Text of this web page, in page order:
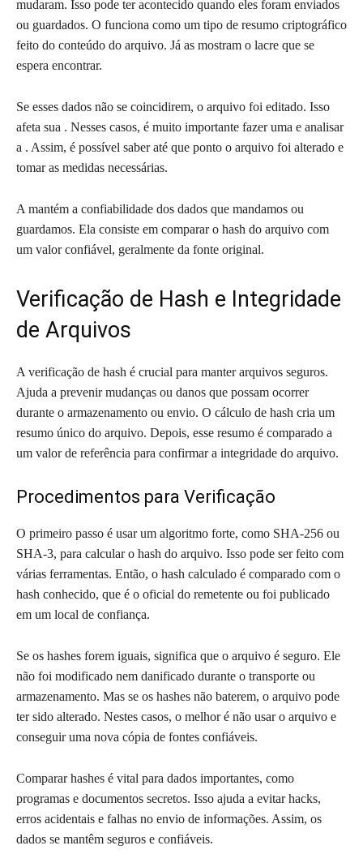
mudaram. Isso pode ter acontecido quando eles foram enviados
ou guardados. O funciona como um tipo de resumo criptográfico
feito do conteúdo do arquivo. Já as mostram o lacre que se
espera encontrar.
Se esses dados não se coincidirem, o arquivo foi editado. Isso
afeta sua . Nesses casos, é muito importante fazer uma e analisar
a . Assim, é possível saber até que ponto o arquivo foi alterado e
tomar as medidas necessárias.
A mantém a confiabilidade dos dados que mandamos ou
guardamos. Ela consiste em comparar o hash do arquivo com
um valor confiável, geralmente da fonte original.
Verificação de Hash e Integridade
de Arquivos
A verificação de hash é crucial para manter arquivos seguros.
Ajuda a prevenir mudanças ou danos que possam ocorrer
durante o armazenamento ou envio. O cálculo de hash cria um
resumo único do arquivo. Depois, esse resumo é comparado a
um valor de referência para confirmar a integridade do arquivo.
Procedimentos para Verificação
O primeiro passo é usar um algoritmo forte, como SHA-256 ou
SHA-3, para calcular o hash do arquivo. Isso pode ser feito com
várias ferramentas. Então, o hash calculado é comparado com o
hash conhecido, que é o oficial do remetente ou foi publicado
em um local de confiança.
Se os hashes forem iguais, significa que o arquivo é seguro. Ele
não foi modificado nem danificado durante o transporte ou
armazenamento. Mas se os hashes não baterem, o arquivo pode
ter sido alterado. Nestes casos, o melhor é não usar o arquivo e
conseguir uma nova cópia de fontes confiáveis.
Comparar hashes é vital para dados importantes, como
programas e documentos secretos. Isso ajuda a evitar hacks,
erros acidentais e falhas no envio de informações. Assim, os
dados se mantêm seguros e confiáveis.